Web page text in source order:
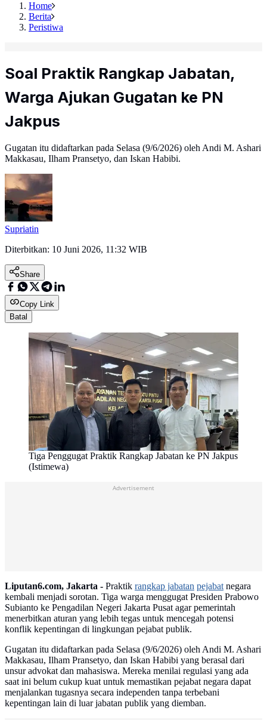
Home
Berita
Peristiwa
Soal Praktik Rangkap Jabatan,
Warga Ajukan Gugatan ke PN
Jakpus
Gugatan itu didaftarkan pada Selasa (9/6/2026) oleh Andi M. Ashari
Makkasau, Ilham Pransetyo, dan Iskan Habibi.
Supriatin
Diterbitkan: 10 Juni 2026, 11:32 WIB
Share
Copy Link
Batal
Tiga Penggugat Praktik Rangkap Jabatan ke PN Jakpus
(Istimewa)
Advertisement
Liputan6.com, Jakarta - Praktik rangkap jabatan pejabatnegara
kembali menjadi sorotan. Tiga warga menggugat Presiden Prabowo
Subianto ke Pengadilan Negeri Jakarta Pusat agar pemerintah
menerbitkan aturan yang lebih tegas untuk mencegah potensi
konflik kepentingan di lingkungan pejabat publik.
Gugatan itu didaftarkan pada Selasa (9/6/2026) oleh Andi M. Ashari
Makkasau, Ilham Pransetyo, dan Iskan Habibi yang berasal dari
unsur advokat dan mahasiswa. Mereka menilai regulasi yang ada
saat ini belum cukup kuat untuk memastikan pejabat negara dapat
menjalankan tugasnya secara independen tanpa terbebani
kepentingan lain di luar jabatan publik yang diemban.